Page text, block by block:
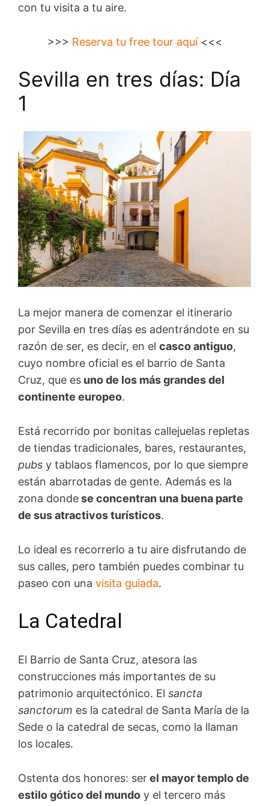
con tu visita a tu aire.
>>> Reserva tu free tour aquí <<<
Sevilla en tres días: Día
1
La mejor manera de comenzar el itinerario
por Sevilla en tres días es adentrándote en su
razón de ser, es decir, en el casco antiguo,
cuyo nombre oficial es el barrio de Santa
Cruz, que es uno de los más grandes del
continente europeo.
Está recorrido por bonitas callejuelas repletas
de tiendas tradicionales, bares, restaurantes,
pubs y tablaos flamencos, por lo que siempre
están abarrotadas de gente. Además es la
zona dondese concentran una buena parte
de sus atractivos turísticos.
Lo ideal es recorrerlo a tu aire disfrutando de
sus calles, pero también puedes combinar tu
paseo con una visita guiada.
La Catedral
El Barrio de Santa Cruz, atesora las
construcciones más importantes de su
patrimonio arquitectónico. El sancta
sanctorum es la catedral de Santa María de la
Sede o la catedral de secas, como la llaman
los locales.
Ostenta dos honores: serel mayor templo de
estilo gótico del mundo y el tercero más